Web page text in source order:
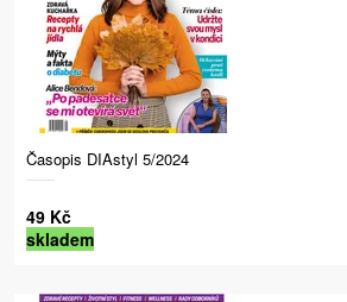
Časopis DIAstyl 5/2024
49 Kč
skladem